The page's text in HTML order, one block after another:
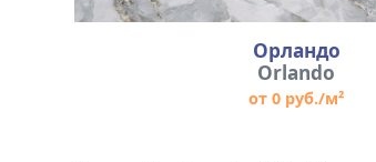
Орландо
Orlando
от 0 руб./м²